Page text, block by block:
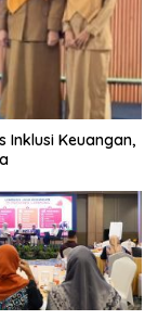
Inklusi Keuangan,